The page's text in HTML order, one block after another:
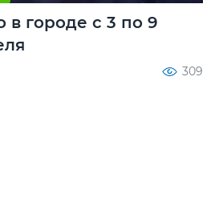
в городе с 3 по 9
309